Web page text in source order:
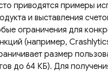
приводятся примеры
и выставления
ограничения для
(например,
размер
до 64 КБ). Для